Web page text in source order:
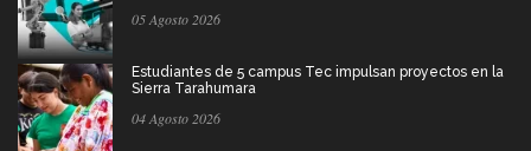
05 Agosto 2026
Estudiantes de 5 campus Tec impulsan proyectos en la
Sierra Tarahumara
04 Agosto 2026